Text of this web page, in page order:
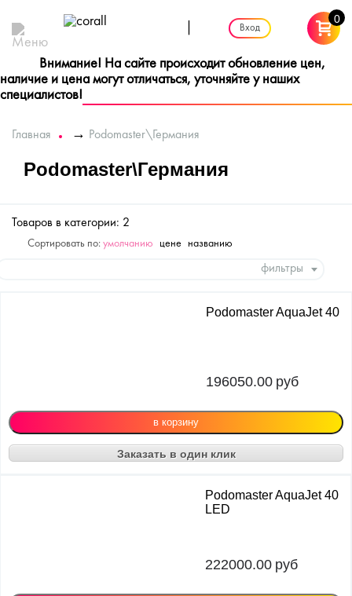
Вход
0
Внимание! На сайте происходит обновление цен,
наличие и цена могут отличаться, уточняйте у наших
специалистов!
Главная → Podomaster\Германия
Podomaster\Германия
Товаров в категории: 2
Сортировать по: умолчанию цене названию
фильтры
Podomaster AquaJet 40
196050.00 руб
Заказать в один клик
Podomaster AquaJet 40
LED
222000.00 руб